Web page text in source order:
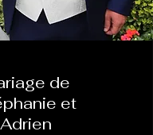
de
et
Adrien